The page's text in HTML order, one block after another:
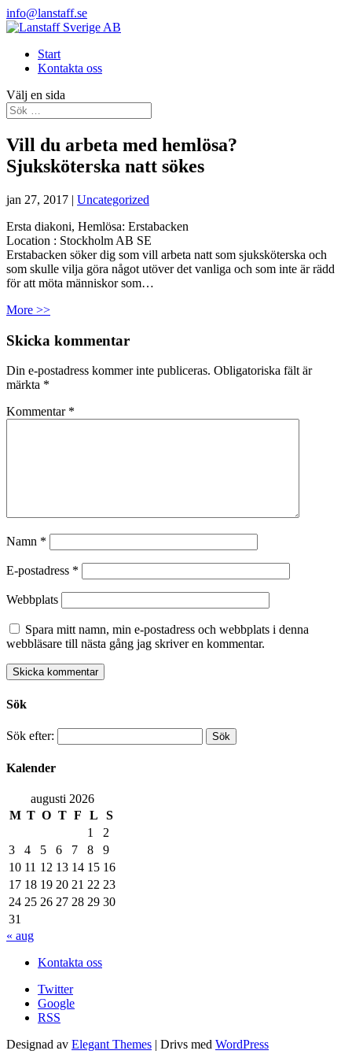
info@lanstaff.se
Start
Kontakta oss
Välj en sida
Vill du arbeta med hemlösa?
Sjuksköterska natt sökes
jan 27, 2017 | Uncategorized
Ersta diakoni, Hemlösa: Erstabacken
Location : Stockholm AB SE
Erstabacken söker dig som vill arbeta natt som sjuksköterska och
som skulle vilja göra något utöver det vanliga och som inte är rädd
för att möta människor som…
More >>
Skicka kommentar
Din e-postadress kommer inte publiceras. Obligatoriska fält är
märkta *
Kommentar *
Namn *
E-postadress *
Webbplats
Spara mitt namn, min e-postadress och webbplats i denna
webbläsare till nästa gång jag skriver en kommentar.
Sök
Sök efter:
Kalender
augusti 2026
M T O T F L
S
1
2
3
4 5 6 7 8
9
10 11 12 13 14 15 16
17 18 19 20 21 22 23
24 25 26 27 28 29 30
31
« aug
Kontakta oss
Twitter
Google
RSS
Designad av Elegant Themes | Drivs med WordPress